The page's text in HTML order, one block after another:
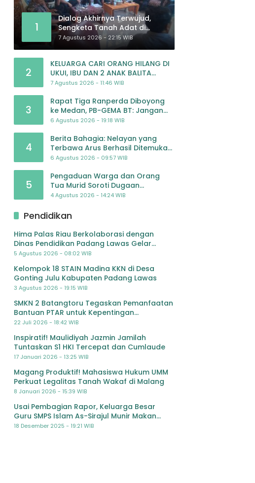
1
Dialog Akhirnya Terwujud,
Sengketa Tanah Adat di
Lingkar Proyek Strategis
Nasional Memasuki Babak
7 Agustus 2026 - 22:15 WIB
2
KELUARGA CARI ORANG HILANG DI
UKUI, IBU DAN 2 ANAK BALITA
BELUM PULANG SEJAK 20 JULI 2026
7 Agustus 2026 - 11:46 WIB
3
Rapat Tiga Ranperda Diboyong
ke Medan, PB-GEMA BT: Jangan
Jadikan APBD Ladang
6 Agustus 2026 - 19:18 WIB
4
Berita Bahagia: Nelayan yang
Terbawa Arus Berhasil Ditemukan
Dalam Keadaan Selamat
6 Agustus 2026 - 09:57 WIB
5
Pengaduan Warga dan Orang
Tua Murid Soroti Dugaan
Pengelolaan Dana BOP PAUD di TK
4 Agustus 2026 - 14:24 WIB
Pendidikan
Hima Palas Riau Berkolaborasi dengan
Dinas Pendidikan Padang Lawas Gelar
Pelatihan OSIS SMP se-Kabupaten Padang
5 Agustus 2026 - 08:02 WIB
Kelompok 18 STAIN Madina KKN di Desa
Gonting Julu Kabupaten Padang Lawas
3 Agustus 2026 - 19:15 WIB
SMKN 2 Batangtoru Tegaskan Pemanfaatan
Bantuan PTAR untuk Kepentingan
Pendidikan
22 Juli 2026 - 18:42 WIB
Inspiratif! Maulidiyah Jazmin Jamilah
Tuntaskan S1 HKI Tercepat dan Cumlaude
17 Januari 2026 - 13:25 WIB
Magang Produktif! Mahasiswa Hukum UMM
Perkuat Legalitas Tanah Wakaf di Malang
8 Januari 2026 - 15:39 WIB
Usai Pembagian Rapor, Keluarga Besar
Guru SMPS Islam As-Sirajul Munir Makan
Bersama Sambut Libur Awal Semester
18 Desember 2025 - 19:21 WIB